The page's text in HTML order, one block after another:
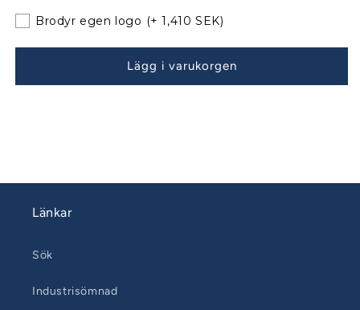
befintliga
130305-
befintliga
130305-
Brodyr egen logo (+ 1,410 SEK)
Lägg i varukorgen
Länkar
Sök
Industrisömnad